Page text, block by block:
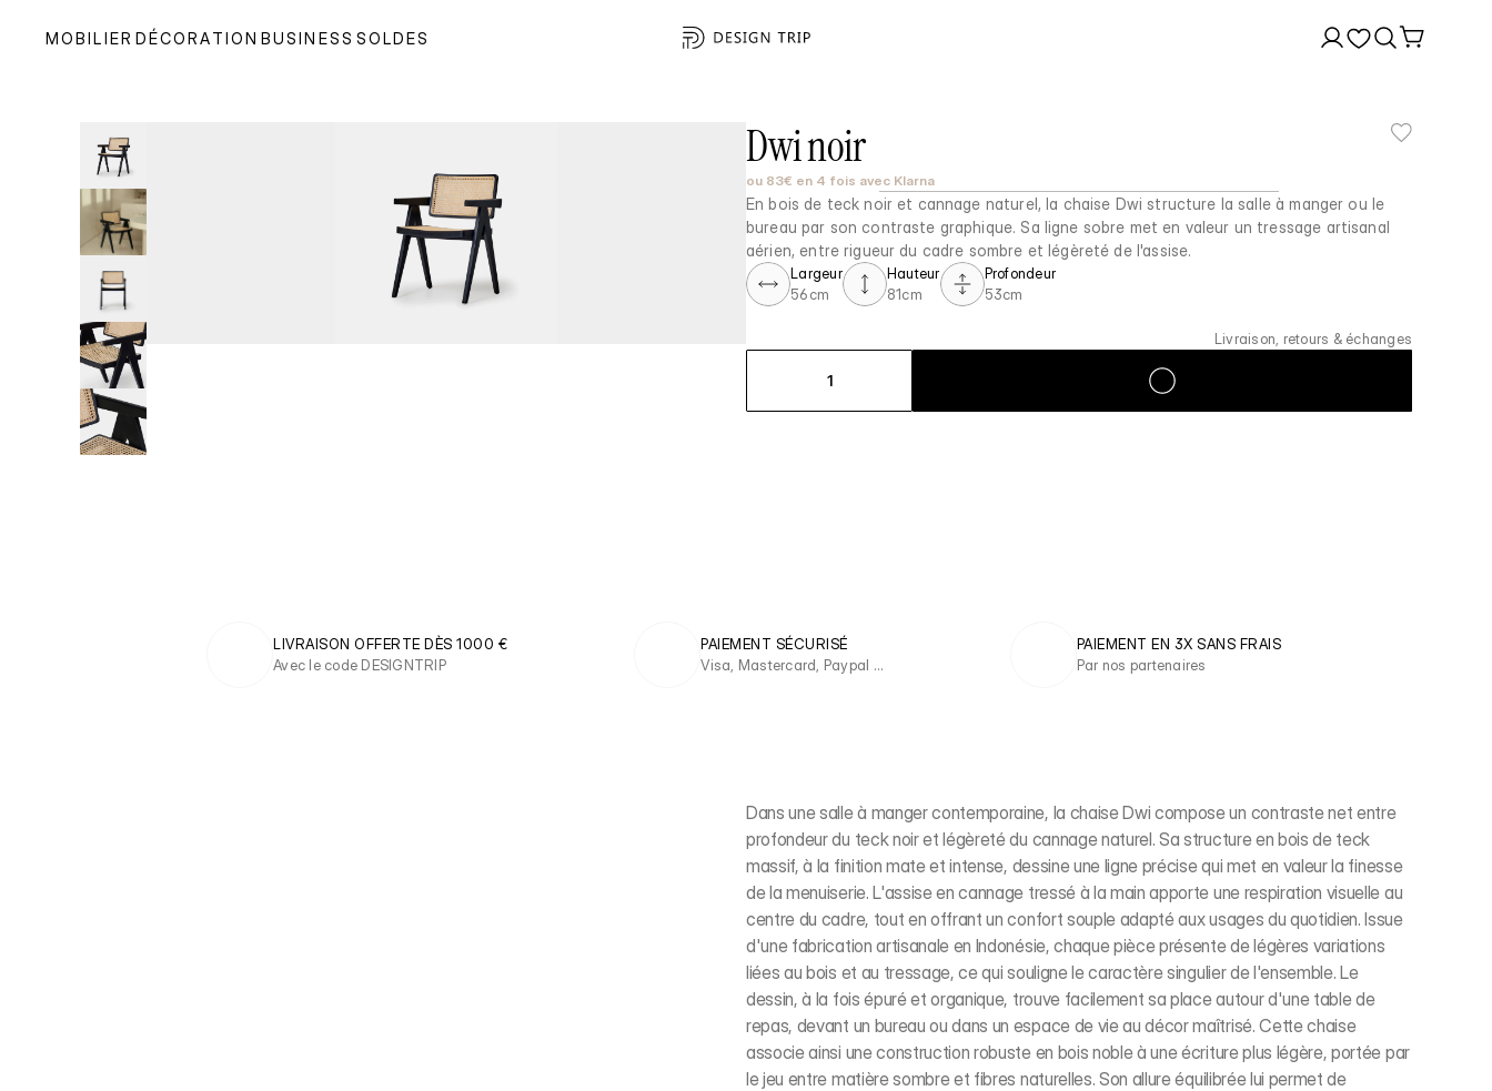
MOBILIER DÉCORATION BUSINESS SOLDES
Dwi noir
ou 83€ en 4 fois avec Klarna
En bois de teck noir et cannage naturel, la chaise Dwi structure la salle à manger ou le
bureau par son contraste graphique. Sa ligne sobre met en valeur un tressage artisanal
aérien, entre rigueur du cadre sombre et légèreté de l'assise.
Largeur
56cm
Hauteur
81cm
Profondeur
53cm
Livraison, retours & échanges
1
LIVRAISON OFFERTE DÈS 1000 €
Avec le code DESIGNTRIP
PAIEMENT SÉCURISÉ
Visa, Mastercard, Paypal …
PAIEMENT EN 3X SANS FRAIS
Par nos partenaires
Dans une salle à manger contemporaine, la chaise Dwi compose un contraste net entre
profondeur du teck noir et légèreté du cannage naturel. Sa structure en bois de teck
massif, à la finition mate et intense, dessine une ligne précise qui met en valeur la finesse
de la menuiserie. L'assise en cannage tressé à la main apporte une respiration visuelle au
centre du cadre, tout en offrant un confort souple adapté aux usages du quotidien. Issue
d'une fabrication artisanale en Indonésie, chaque pièce présente de légères variations
liées au bois et au tressage, ce qui souligne le caractère singulier de l'ensemble. Le
dessin, à la fois épuré et organique, trouve facilement sa place autour d'une table de
repas, devant un bureau ou dans un espace de vie au décor maîtrisé. Cette chaise
associe ainsi une construction robuste en bois noble à une écriture plus légère, portée par
le jeu entre matière sombre et fibres naturelles. Son allure équilibrée lui permet de